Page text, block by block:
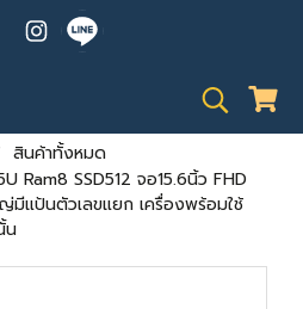
สินค้าทั้งหมด
Ram8 SSD512 จอ15.6นิ้ว FHD
มีแป้นตัวเลขแยก เครื่องพร้อมใช้
น